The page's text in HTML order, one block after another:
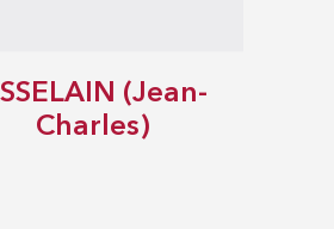
(Jean-
Charles)